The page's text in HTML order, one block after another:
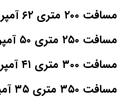
مسافت ۲۰۰ متری ۶۲ آمپر
مسافت ۲۵۰ متری ۵۰ آمپر
مسافت ۳۰۰ متری ۴۱ آمپر
مسافت ۳۵۰ متری ۳۵ آمپر